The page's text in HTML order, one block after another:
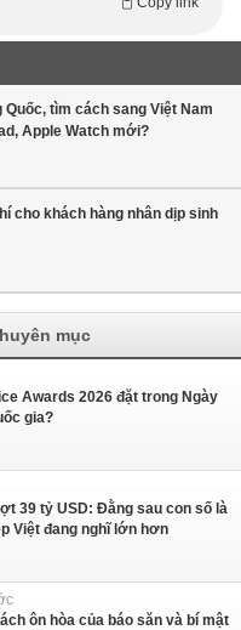
Quốc, tìm cách sang Việt Nam
Apple Watch mới?
cho khách hàng nhân dịp sinh
mục
Awards 2026 đặt trong Ngày
gia?
39 tỷ USD: Đằng sau con số là
Việt đang nghĩ lớn hơn
ôn hòa của báo săn và bí mật